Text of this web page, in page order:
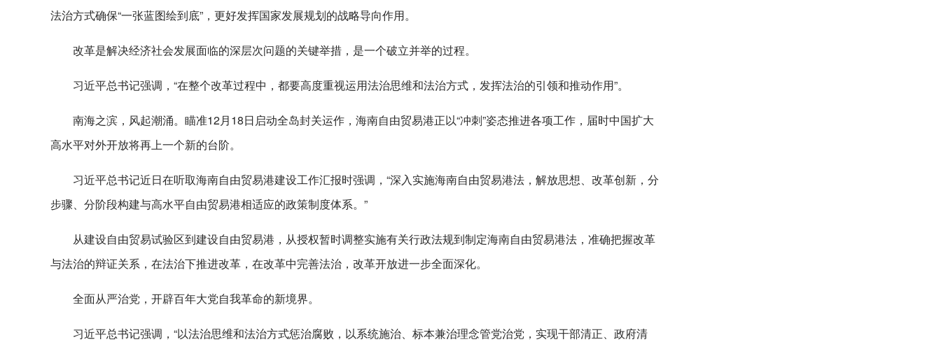
法治方式确保“一张蓝图绘到底”，更好发挥国家发展规划的战略导向作用。
改革是解决经济社会发展面临的深层次问题的关键举措，是一个破立并举的过程。
习近平总书记强调，“在整个改革过程中，都要高度重视运用法治思维和法治方式，发挥法治的引领和推动作用”。
南海之滨，风起潮涌。瞄准12月18日启动全岛封关运作，海南自由贸易港正以“冲刺”姿态推进各项工作，届时中国扩大
高水平对外开放将再上一个新的台阶。
习近平总书记近日在听取海南自由贸易港建设工作汇报时强调，“深入实施海南自由贸易港法，解放思想、改革创新，分
步骤、分阶段构建与高水平自由贸易港相适应的政策制度体系。”
从建设自由贸易试验区到建设自由贸易港，从授权暂时调整实施有关行政法规到制定海南自由贸易港法，准确把握改革
与法治的辩证关系，在法治下推进改革，在改革中完善法治，改革开放进一步全面深化。
全面从严治党，开辟百年大党自我革命的新境界。
习近平总书记强调，“以法治思维和法治方式惩治腐败，以系统施治、标本兼治理念管党治党，实现干部清正、政府清